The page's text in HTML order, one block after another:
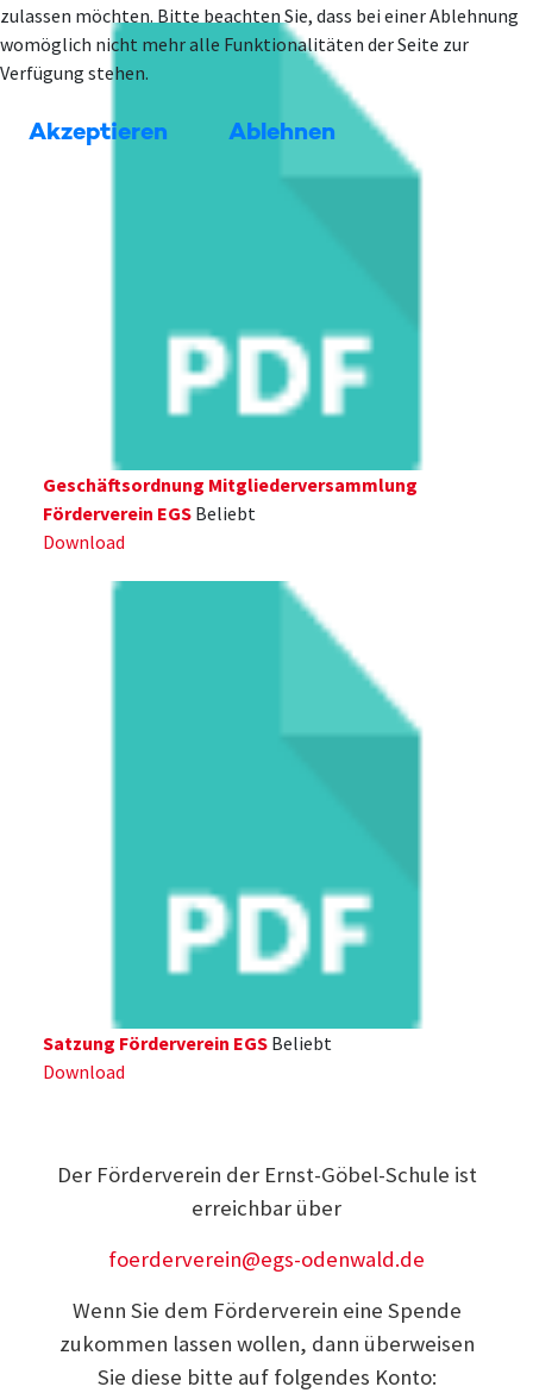
Geschäftsordnung Mitgliederversammlung
Förderverein EGS Beliebt
Download
Satzung Förderverein EGS Beliebt
Download
Der Förderverein der Ernst-Göbel-Schule ist
erreichbar über
foerderverein@egs-odenwald.de
Wenn Sie dem Förderverein eine Spende
zukommen lassen wollen, dann überweisen
Sie diese bitte auf folgendes Konto:
zulassen möchten. Bitte beachten Sie, dass bei einer Ablehnung
womöglich nicht mehr alle Funktionalitäten der Seite zur
Verfügung stehen.
Akzeptieren Ablehnen